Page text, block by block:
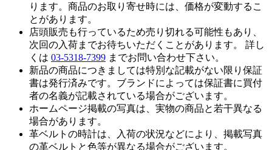
ります。商品のお取り寄せ時には、価格が変動するこ
とがあります。
店頭販売も行っているため売り切れる可能性もあり、
次回の入荷までお待ちいただくことがあります。 詳し
くは 03-5318-7399 までお問い合わせ下さい。
新品の商品につきましては特別な記載がない限り保証
書は発行済みです。ブランドによっては保証書に買付
者の名義が記載されている場合がございます。
ホームページ掲載の写真は、実物の商品と若干異なる
場合があります。
革ベルトの時計は、入荷の状況などにより、掲載写真
の革ベルトと色等が異なる場合がございます。